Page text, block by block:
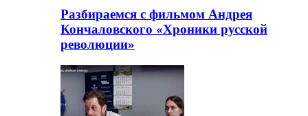
Разбираемся с фильмом Андрея
Кончаловского «Хроники русской
революции»